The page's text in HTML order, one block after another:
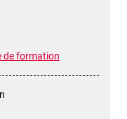
de formation